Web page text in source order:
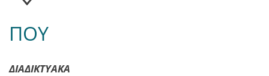
ΠΟΥ
ΔΙΑΔΙΚΤΥΑΚΑ